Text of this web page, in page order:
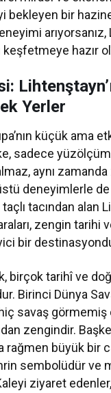
bekleyen bir
arıyorsanız,
hazır
Yerler
küçük ama
sadece
aynı
deneyimlerle de
tacından alan
zengin tarihi
bir
birçok tarihî ve
Birinci Dünya
savaş görmemiş
zengindir.
rağmen büyük bir
sembolüdür ve
ziyaret